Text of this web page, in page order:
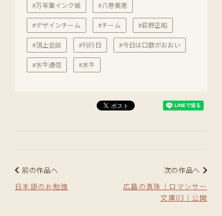
#万年筆インク紙 #八巻美恵
#デザインチーム #チーム #萩野正昭
#頂上会談 #刊行日 #今日は口数がおおい
#水牛通信 #水牛
前の作品へ
日本語のお勉強
次の作品へ
広島の真珠｜ロマンサー
文庫03｜公開